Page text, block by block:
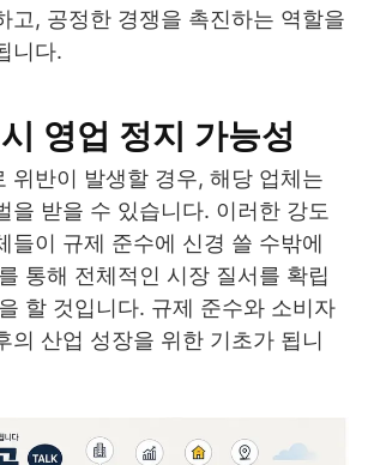
고, 공정한 경쟁을 촉진하는 역할을
니다.
영업 정지 가능성
위반이 발생할 경우, 해당 업체는
을 받을 수 있습니다. 이러한 강도
들이 규제 준수에 신경 쓸 수밖에
통해 전체적인 시장 질서를 확립
할 것입니다. 규제 준수와 소비자
의 산업 성장을 위한 기초가 됩니